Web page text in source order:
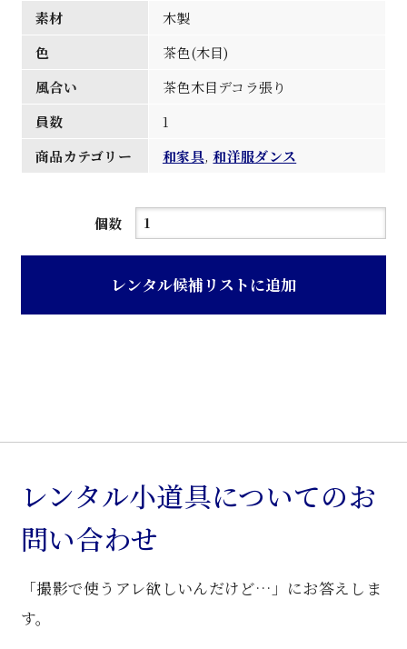
素材
木製
色
茶色(木目)
風合い
茶色木目デコラ張り
員数
1
商品カテゴリー
和家具,和洋服ダンス
個数
茶
目
服
箪
笥
レンタル候補リストに追加
レンタル小道具についてのお
問い合わせ
「撮影で使うアレ欲しいんだけど…」にお答えしま
す。